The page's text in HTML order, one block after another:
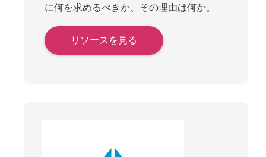
に何を求めるべきか、その理由は何か。
リソースを見る